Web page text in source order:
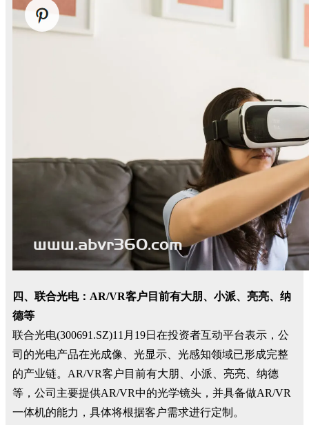
四、联合光电：AR/VR客户目前有大朋、小派、亮亮、纳
德等
联合光电(300691.SZ)11月19日在投资者互动平台表示，公
司的光电产品在光成像、光显示、光感知领域已形成完整
的产业链。AR/VR客户目前有大朋、小派、亮亮、纳德
等，公司主要提供AR/VR中的光学镜头，并具备做AR/VR
一体机的能力，具体将根据客户需求进行定制。